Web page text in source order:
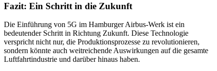
Fazit: Ein Schritt in die Zukunft
Die Einführung von 5G im Hamburger Airbus-Werk ist ein
bedeutender Schritt in Richtung Zukunft. Diese Technologie
verspricht nicht nur, die Produktionsprozesse zu revolutionieren,
sondern könnte auch weitreichende Auswirkungen auf die gesamte
Luftfahrtindustrie und darüber hinaus haben.